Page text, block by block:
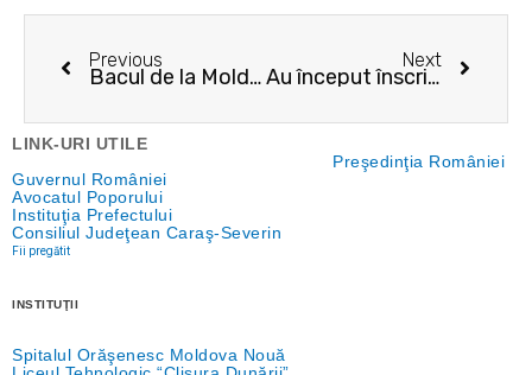
Prev
Previous
Bacul de la Moldova Nouă circulă din nou pe Dunăre
Next
Au început înscrierile pentru Cupa de Vară la minifotbal
Next
LINK-URI UTILE
Preşedinţia României
Guvernul României
Avocatul Poporului
Instituţia Prefectului
Consiliul Judeţean Caraş-Severin
Fii pregătit
INSTITUŢII
Spitalul Orăşenesc Moldova Nouă